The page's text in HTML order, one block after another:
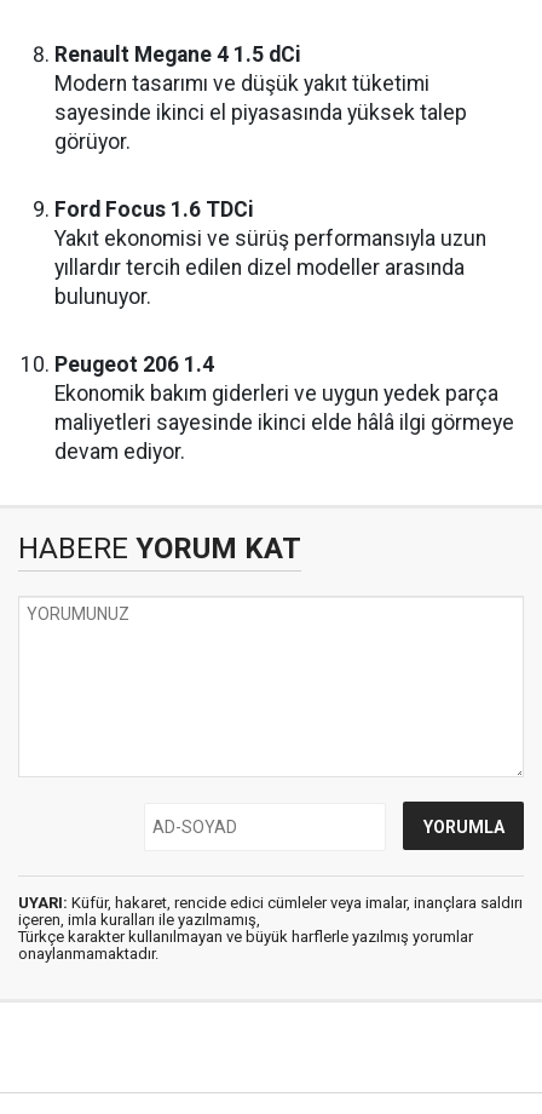
Renault Megane 4 1.5 dCi
Modern tasarımı ve düşük yakıt tüketimi
sayesinde ikinci el piyasasında yüksek talep
görüyor.
Ford Focus 1.6 TDCi
Yakıt ekonomisi ve sürüş performansıyla uzun
yıllardır tercih edilen dizel modeller arasında
bulunuyor.
Peugeot 206 1.4
Ekonomik bakım giderleri ve uygun yedek parça
maliyetleri sayesinde ikinci elde hâlâ ilgi görmeye
devam ediyor.
HABERE YORUM KAT
UYARI: Küfür, hakaret, rencide edici cümleler veya imalar, inançlara saldırı
içeren, imla kuralları ile yazılmamış,
Türkçe karakter kullanılmayan ve büyük harflerle yazılmış yorumlar
onaylanmamaktadır.